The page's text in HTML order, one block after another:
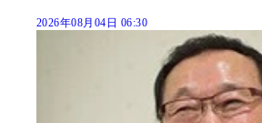
2026年08月04日 06:30